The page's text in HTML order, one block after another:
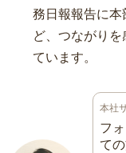
務日報報告に本
ど、つながり
ています。
本社
フ
て